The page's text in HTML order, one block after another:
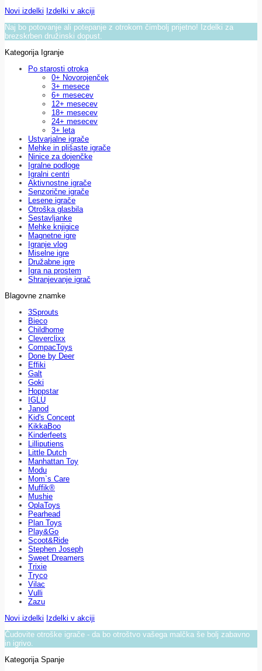
Novi izdelki Izdelki v akciji
Naj bo potovanje ali potepanje z otrokom čimbolj prijetno! Izdelki za
brezskrben družinski dopust.
Kategorija Igranje
Po starosti otroka
0+ Novorojenček
3+ mesece
6+ mesecev
12+ mesecev
18+ mesecev
24+ mesecev
3+ leta
Ustvarjalne igrače
Mehke in plišaste igrače
Ninice za dojenčke
Igralne podloge
Igralni centri
Aktivnostne igrače
Senzorične igrače
Lesene igrače
Otroška glasbila
Sestavljanke
Mehke knjigice
Magnetne igre
Igranje vlog
Miselne igre
Družabne igre
Igra na prostem
Shranjevanje igrač
Blagovne znamke
3Sprouts
Bieco
Childhome
Cleverclixx
CompacToys
Done by Deer
Effiki
Galt
Goki
Hoppstar
IGLU
Janod
Kid's Concept
KikkaBoo
Kinderfeets
Lilliputiens
Little Dutch
Manhattan Toy
Modu
Mom`s Care
Muffik®
Mushie
OplaToys
Pearhead
Plan Toys
Play&Go
Scoot&Ride
Stephen Joseph
Sweet Dreamers
Trixie
Tryco
Vilac
Vulli
Zazu
Novi izdelki Izdelki v akciji
Čudovite otroške igrače - da bo otroštvo vašega malčka še bolj zabavno
in igrivo.
Kategorija Spanje